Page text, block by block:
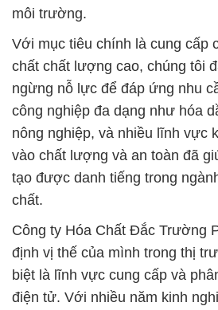
môi trường.
Với mục tiêu chính là cung cấp
chất chất lượng cao, chúng tôi
ngừng nỗ lực để đáp ứng nhu
công nghiệp đa dạng như hóa
nông nghiệp, và nhiều lĩnh vực
vào chất lượng và an toàn đã
tạo được danh tiếng trong
chất.
Công ty Hóa Chất Đắc Trường
định vị thế của mình trong thị
biệt là lĩnh vực cung cấp và
điện tử. Với nhiều năm kinh